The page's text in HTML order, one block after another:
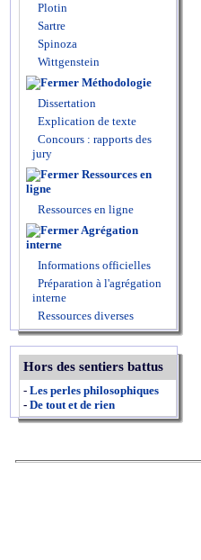
Plotin
Sartre
Spinoza
Wittgenstein
Méthodologie
Dissertation
Explication de texte
Concours : rapports des
jury
Ressources en
ligne
Ressources en ligne
Agrégation
interne
Informations officielles
Préparation à l'agrégation
interne
Ressources diverses
Hors des sentiers battus
- Les perles philosophiques
- De tout et de rien